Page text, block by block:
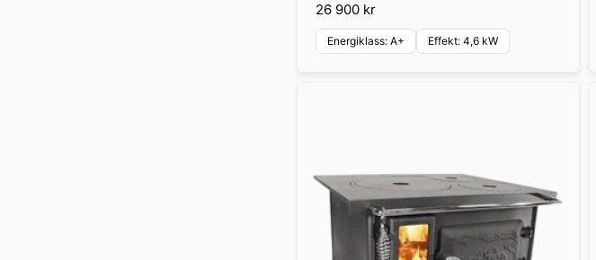
26 900 kr
Energiklass: A+ Effekt: 4,6 kW